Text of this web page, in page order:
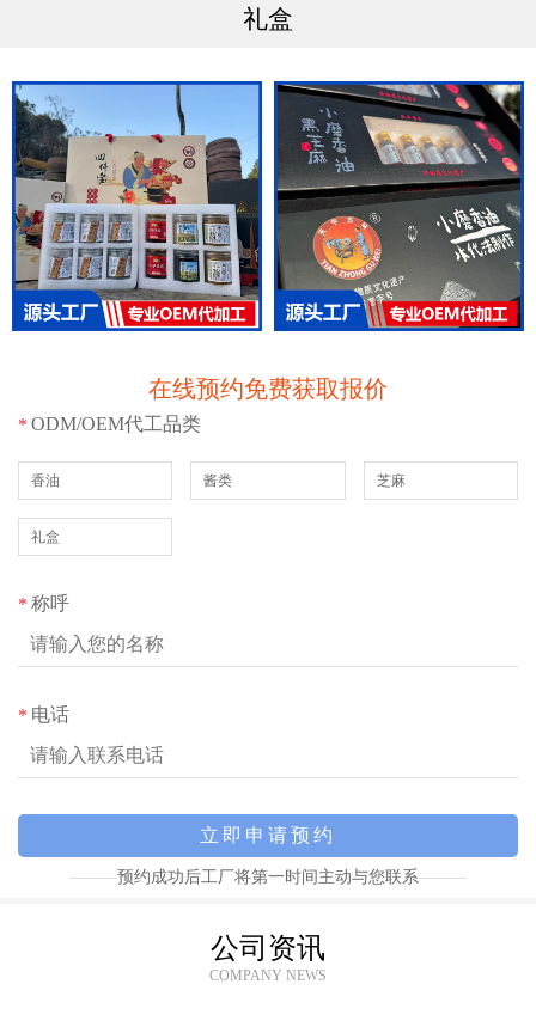
礼盒
在线预约免费获取报价
* ODM/OEM代工品类
香油 酱类 芝麻
礼盒
* 称呼
* 电话
预约成功后工厂将第一时间主动与您联系
公司资讯
COMPANY NEWS